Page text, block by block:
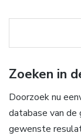
Zoeken in
Doorzoek nu
database van
gewenste